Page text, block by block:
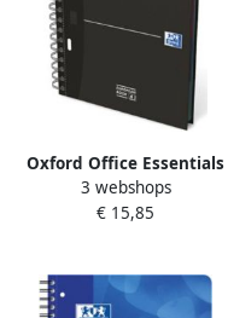
Oxford Office Essentials
European Book 240
bladzijden ft A4+ gelijnd
3 webshops
€ 15,85